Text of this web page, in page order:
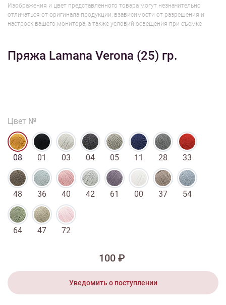
Изображения и цвет представленного товара могут незначительно
отличаться от оригинала продукции, взависимости от разрешения и
настроек вашего монитора, а также условий освещения при съемке
Пряжа Lamana Verona (25) гр.
Цвет №
08 01 03 04 05 11 28 33
48 36 40 42 61 00 37 54
64 47 72
100 ₽
Уведомить о поступлении